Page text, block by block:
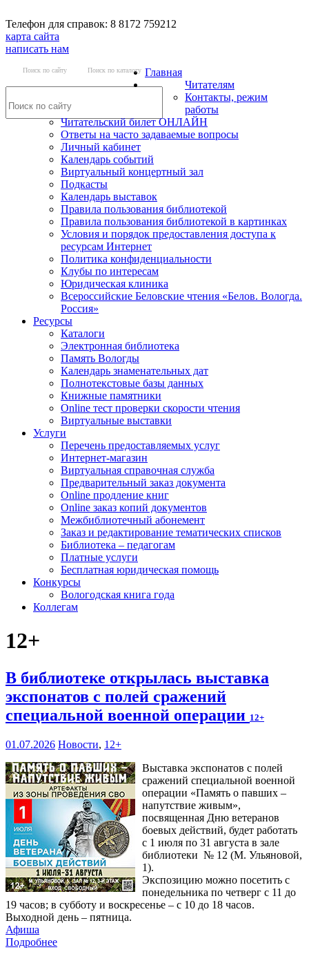
Телефон для справок: 8 8172 759212
карта сайта
написать нам
Поиск по сайту Поиск по каталогу Главная
Читателям
Контакты, режим
работы
Читательский билет ОНЛАЙН
Ответы на часто задаваемые вопросы
Личный кабинет
Календарь событий
Виртуальный концертный зал
Подкасты
Календарь выставок
Правила пользования библиотекой
Правила пользования библиотекой в картинках
Условия и порядок предоставления доступа к
ресурсам Интернет
Политика конфиденциальности
Клубы по интересам
Юридическая клиника
Всероссийские Беловские чтения «Белов. Вологда.
Россия»
Ресурсы
Каталоги
Электронная библиотека
Память Вологды
Календарь знаменательных дат
Полнотекстовые базы данных
Книжные памятники
Online тест проверки скорости чтения
Виртуальные выставки
Услуги
Перечень предоставляемых услуг
Интернет-магазин
Виртуальная справочная служба
Предварительный заказ документа
Online продление книг
Online заказ копий документов
Межбиблиотечный абонемент
Заказ и редактирование тематических списков
Библиотека – педагогам
Платные услуги
Бесплатная юридическая помощь
Конкурсы
Вологодская книга года
Коллегам
12+
В библиотеке открылась выставка
экспонатов с полей сражений
специальной военной операции 12+
01.07.2026 Новости, 12+
Выставка экспонатов с полей
сражений специальной военной
операции «Память о павших –
напутствие живым»,
посвященная Дню ветеранов
боевых действий, будет работать
с 1 июля по 31 августа в зале
библиотеки № 12 (М. Ульяновой,
1).
Экспозицию можно посетить с
понедельника по четверг с 11 до
19 часов; в субботу и воскресенье – с 10 до 18 часов.
Выходной день – пятница.
Афиша
Подробнее